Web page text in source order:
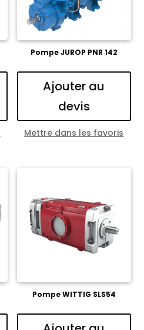
Pompe JUROP PNR 142
Ajouter au
devis
Mettre dans les favoris
Pompe WITTIG SLS54